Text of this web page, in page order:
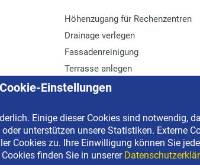
Höhenzugang für Rechenzentren
Drainage verlegen
Fassadenreinigung
Terrasse anlegen
Ladenbau
0800 092 99 70
Cookie-Einstellungen
Einige dieser Cookies sind notwendig,
unterstützen unsere Statistiken. Externe
Cookies zu. Ihre Einwilligung können Sie
finden Sie in unserer